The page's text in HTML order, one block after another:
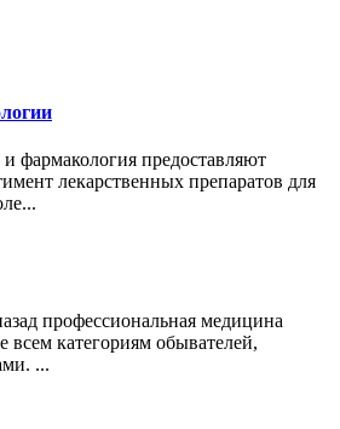
фармакология предоставляют
лекарственных препаратов для
профессиональная медицина
всем категориям обывателей,
...